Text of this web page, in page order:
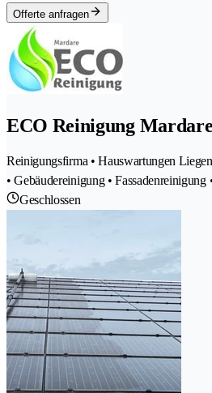
Offerte anfragen
ECO Reinigung Mardare
Reinigungsfirma • Hauswartungen
• Gebäudereinigung • Fassadenreinigung
Geschlossen